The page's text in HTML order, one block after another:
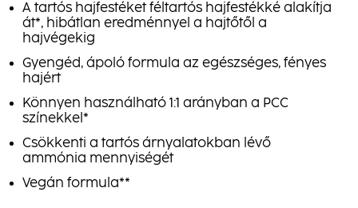
A tartós hajfestéket féltartós hajfestékké alakítja
át*, hibátlan eredménnyel a hajtőtől a
hajvégekig
Gyengéd, ápoló formula az egészséges, fényes
hajért
Könnyen használható 1:1 arányban a PCC
színekkel*
Csökkenti a tartós árnyalatokban lévő
ammónia mennyiségét
Vegán formula**